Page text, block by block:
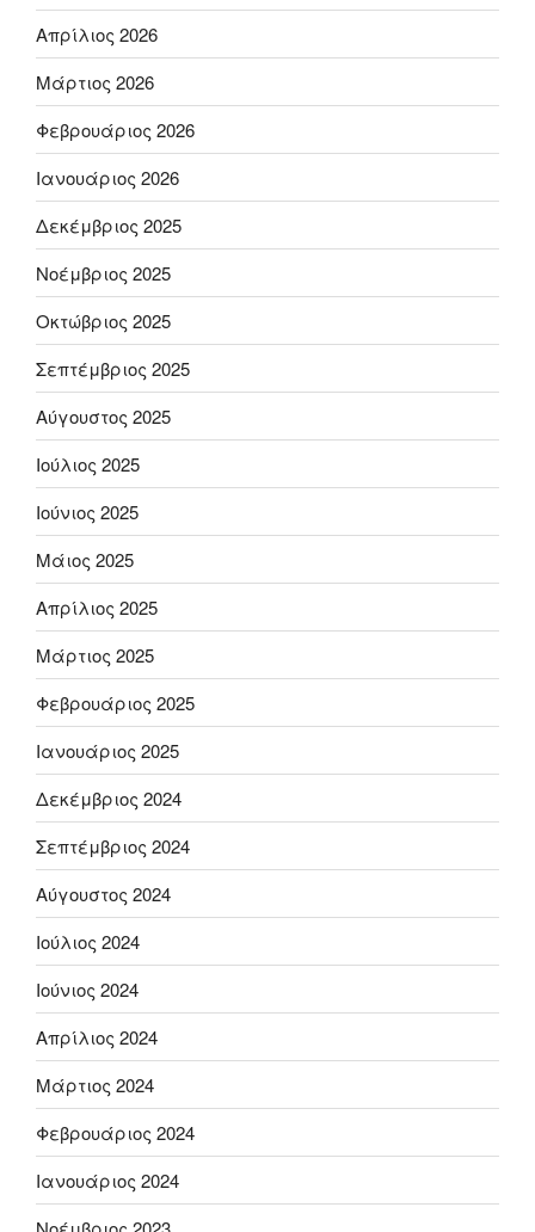
Απρίλιος 2026
Μάρτιος 2026
Φεβρουάριος 2026
Ιανουάριος 2026
Δεκέμβριος 2025
Νοέμβριος 2025
Οκτώβριος 2025
Σεπτέμβριος 2025
Αύγουστος 2025
Ιούλιος 2025
Ιούνιος 2025
Μάιος 2025
Απρίλιος 2025
Μάρτιος 2025
Φεβρουάριος 2025
Ιανουάριος 2025
Δεκέμβριος 2024
Σεπτέμβριος 2024
Αύγουστος 2024
Ιούλιος 2024
Ιούνιος 2024
Απρίλιος 2024
Μάρτιος 2024
Φεβρουάριος 2024
Ιανουάριος 2024